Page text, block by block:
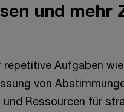
und mehr
Aufgaben
von
Ressourcen für